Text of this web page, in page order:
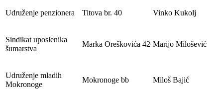
Udruženje penzionera Titova br. 40 Vinko Kukolj
Sindikat uposlenika
šumarstva
Marka Oreškovića 42 Marijo Milošević
Udruženje mladih
Mokronoge
Mokronoge bb Miloš Bajić